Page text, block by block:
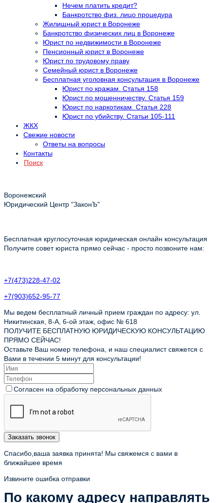
Нечем платить кредит?
Банкротство физ. лицо процедура
Жилищный юрист в Воронеже
Банкротство физических лиц в Воронеже
Юрист по недвижимости в Воронеже
Пенсионный юрист в Воронеже
Юрист по трудовому праву
Семейный юрист в Воронеже
Бесплатная уголовная консультация в Воронеже
Юрист по кражам. Статья 158
Юрист по мошенничеству. Статья 159
Юрист по наркотикам. Статья 228
Юрист по убийству. Статьи 105-111
ЖКХ
Свежие новости
Ответы на вопросы
Контакты
Поиск
Воронежский
Юридический Центр "ЗаконЪ"
Бесплатная круглосуточная юридическая онлайн консультация
Получите совет юриста прямо сейчас - просто позвоните нам:
+7(473)228-47-02
+7(903)652-95-77
Мы ведем бесплатный личный прием граждан по адресу: ул.
Никитинская, 8-А, 6-ой этаж, офис № 618
ПОЛУЧИТЕ БЕСПЛАТНУЮ ЮРИДИЧЕСКУЮ КОНСУЛЬТАЦИЮ
ПРЯМО СЕЙЧАС!
Оставьте Ваш номер телефона, и наш специалист свяжется с
Вами в течении 5 минут для консультации!
Согласен на обработку персональных данных
Заказать звонок
Спасибо,ваша заявка принята! Мы свяжемся с вами в
ближайшее время
Извините ошибка отправки
По какому адресу направлять